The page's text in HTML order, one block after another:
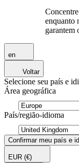
enquanto
garantem
en
Voltar
Selecione seu país e
Área geográfica
País/região-idioma
Confirmar meu país e
EUR (€)